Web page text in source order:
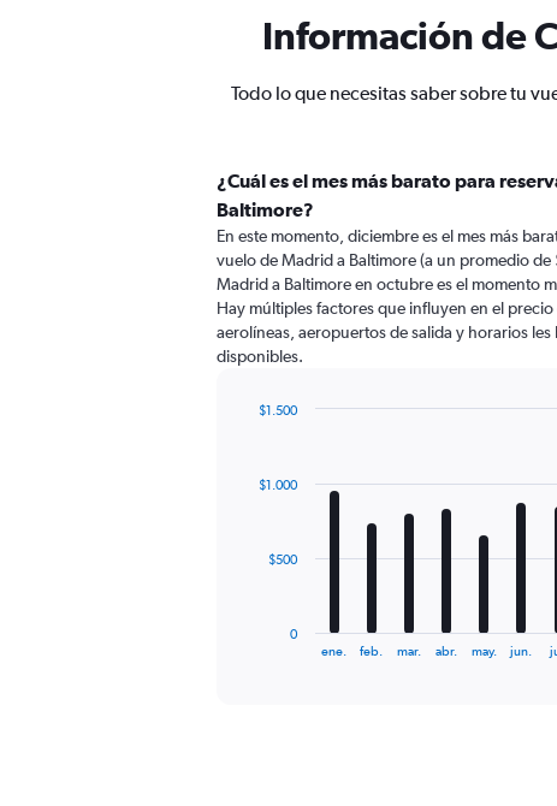
Información de
Todo lo que necesitas saber sobre tu
¿Cuál es el mes más barato para
Baltimore?
En este momento, diciembre es el mes más
vuelo de Madrid a Baltimore (a un promedio
Madrid a Baltimore en octubre es el momento
Hay múltiples factores que influyen en el
aerolíneas, aeropuertos de salida y horarios
disponibles.
12
The
ene. feb. mar. abr. may. jun.
0
$500
$1.000
$1.500